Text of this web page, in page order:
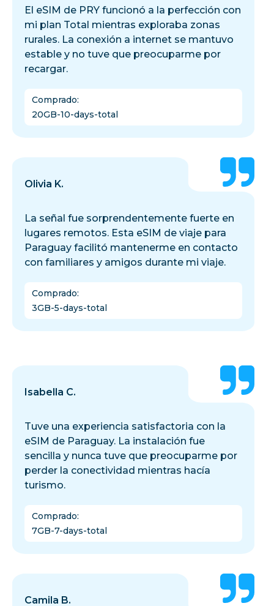
El eSIM de PRY funcionó a la perfección con
mi plan Total mientras exploraba zonas
rurales. La conexión a internet se mantuvo
estable y no tuve que preocuparme por
recargar.
Comprado:
20GB-10-days-total
Olivia K.
La señal fue sorprendentemente fuerte en
lugares remotos. Esta eSIM de viaje para
Paraguay facilitó mantenerme en contacto
con familiares y amigos durante mi viaje.
Comprado:
3GB-5-days-total
Isabella C.
Tuve una experiencia satisfactoria con la
eSIM de Paraguay. La instalación fue
sencilla y nunca tuve que preocuparme por
perder la conectividad mientras hacía
turismo.
Comprado:
7GB-7-days-total
Camila B.